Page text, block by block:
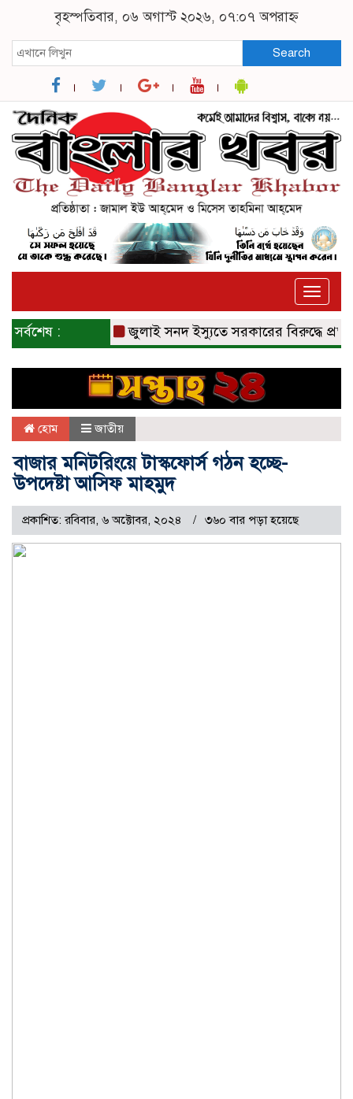
বৃহস্পতিবার, ০৬ অগাস্ট ২০২৬, ০৭:০৭ অপরাহ্ন
Search
Toggle
সর্বশেষ : জুলাই সনদ ইস্যুতে সরকারের বিরুদ্ধে
হোম জাতীয়
বাজার মনিটরিংয়ে টাস্কফোর্স গঠন হচ্ছে-
উপদেষ্টা আসিফ মাহমুদ
প্রকাশিত: রবিবার, ৬ অক্টোবর, ২০২৪ ৩৬০ বার পড়া হয়েছে